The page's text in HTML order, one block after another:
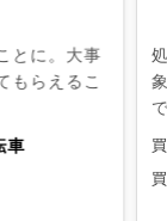
とに。大事
もらえるこ
車